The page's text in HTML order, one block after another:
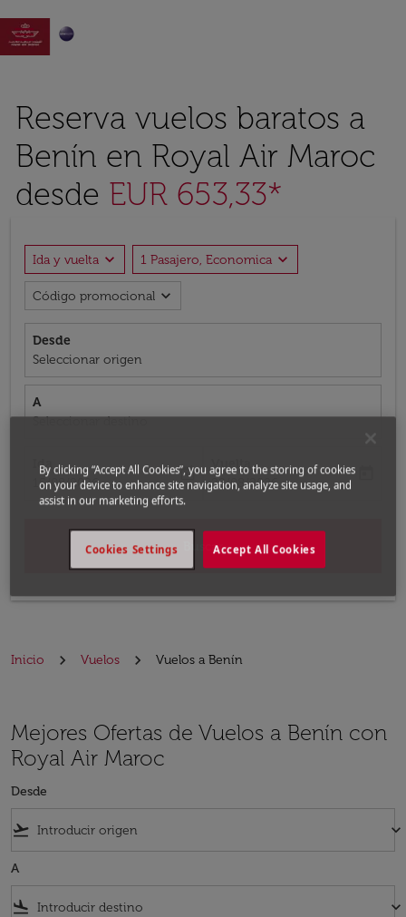

Reserva vuelos baratos a
Benín en Royal Air Maroc
desde EUR 653,33*
Ida y vuelta expand_more 1 Pasajero, Economica expand_more
Código promocional expand_more
Desde
Seleccionar origen
A
Seleccionar destino
Ida
fc-booking-departure-date-aria-label
15/08/2026
today
Vuelta
fc-booking-return-date-aria-label
22/08/2026
Buscar
Inicio Vuelos Vuelos a Benín
Mejores Ofertas de Vuelos a Benín con
Royal Air Maroc
Desde
flight_takeoff keyboard_arrow_down
A
flight_land keyboard_arrow_down
By clicking “Accept All Cookies”, you agree to the storing of cookies
on your device to enhance site navigation, analyze site usage, and
assist in our marketing efforts.
Accept All Cookies
Cookies Settings